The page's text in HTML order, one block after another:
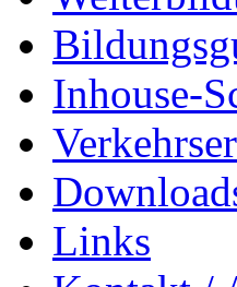
Inhouse-
Links